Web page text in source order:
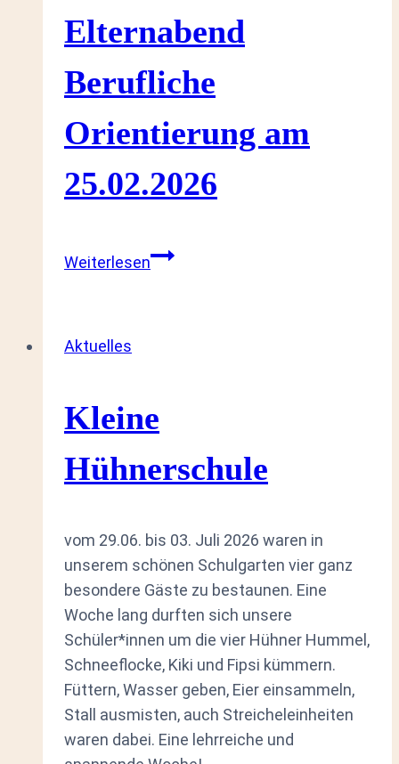
Elternabend
Berufliche
Orientierung am
25.02.2026
WeiterlesenEinladung
Aktuelles
Kleine
Hühnerschule
vom 29.06. bis 03. Juli 2026 waren in
unserem schönen Schulgarten vier ganz
besondere Gäste zu bestaunen. Eine
Woche lang durften sich unsere
Schüler*innen um die vier Hühner Hummel,
Schneeflocke, Kiki und Fipsi kümmern.
Füttern, Wasser geben, Eier einsammeln,
Stall ausmisten, auch Streicheleinheiten
waren dabei. Eine lehrreiche und